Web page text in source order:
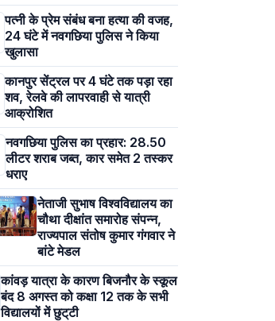
पत्नी के प्रेम संबंध बना हत्या की वजह,
24 घंटे में नवगछिया पुलिस ने किया
खुलासा
कानपुर सेंट्रल पर 4 घंटे तक पड़ा रहा
शव, रेलवे की लापरवाही से यात्री
आक्रोशित
नवगछिया पुलिस का प्रहार: 28.50
लीटर शराब जब्त, कार समेत 2 तस्कर
धराए
नेताजी सुभाष विश्वविद्यालय का
चौथा दीक्षांत समारोह संपन्न,
राज्यपाल संतोष कुमार गंगवार ने
बांटे मेडल
कांवड़ यात्रा के कारण बिजनौर के स्कूल
बंद 8 अगस्त को कक्षा 12 तक के सभी
विद्यालयों में छुट्‌टी